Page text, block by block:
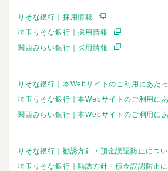
りそな銀行｜採用情報
埼玉りそな銀行｜採用情報
関西みらい銀行｜採用情報
りそな銀行｜本Webサイトのご利用にあた
埼玉りそな銀行｜本Webサイトのご利用に
関西みらい銀行｜本Webサイトのご利用に
りそな銀行｜勧誘方針・預金誤認防止につ
埼玉りそな銀行｜勧誘方針・預金誤認防止